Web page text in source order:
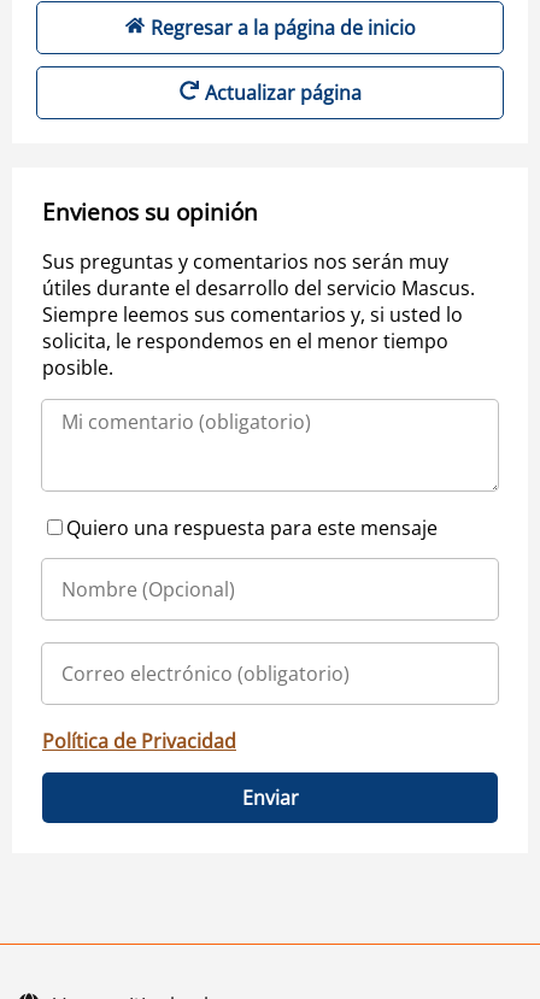
Regresar a la página de inicio
Actualizar página
Envienos su opinión
Sus preguntas y comentarios nos serán muy
útiles durante el desarrollo del servicio Mascus.
Siempre leemos sus comentarios y, si usted lo
solicita, le respondemos en el menor tiempo
posible.
Quiero una respuesta para este mensaje
Política de Privacidad
Enviar